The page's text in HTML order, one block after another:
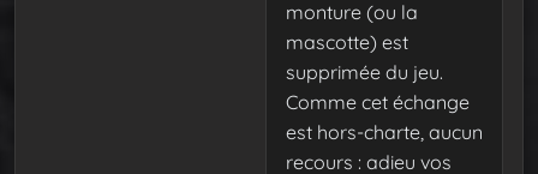
monture (ou la
mascotte) est
supprimée du jeu.
Comme cet échange
est hors-charte, aucun
recours : adieu vos